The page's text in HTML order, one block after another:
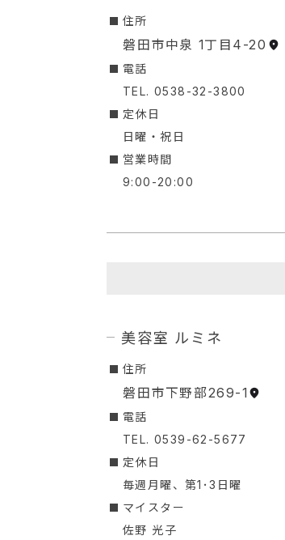
︎住所
磐田市中泉 1丁目4-20
︎電話
TEL. 0538-32-3800
定休日
日曜・祝日
︎営業時間
9:00-20:00
美容室 ルミネ
︎住所
磐田市下野部269-1
︎電話
TEL. 0539-62-5677
定休日
毎週月曜、第1･3日曜
マイスター
佐野 光子